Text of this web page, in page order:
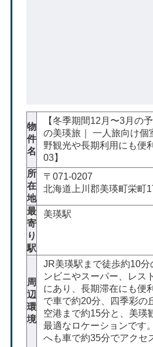
物
件
名
【冬季期間12月〜3月の
の美瑛旅｜ 一人旅向け個
野観光や長期利用にも便
03】
所
在
地
〒071-0207
北海道上川郡美瑛町栄町
最
寄
り
駅
美瑛駅
周
辺
環
境
JR美瑛駅まで徒歩約10分
ンビニやスーパー、レス
にあり、長期滞在にも便
で車で約20分、四季彩の
空港まで約15分と、美瑛
最適なロケーションです
へも車で約35分でアクセ